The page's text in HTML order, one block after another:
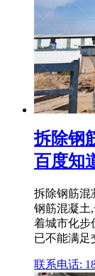
拆除钢
百度知
拆除钢筋混
钢筋混凝土
着城市化步
已不能满足
联系电话: